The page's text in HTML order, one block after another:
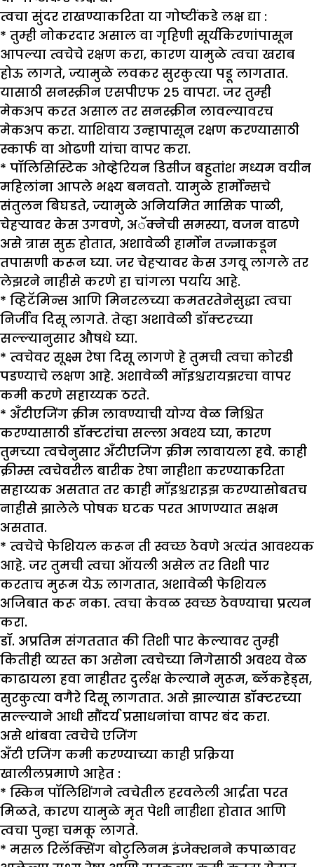
त्वचा सुंदर राखण्याकरिता या गोष्टींकडे लक्ष द्या :
* तुम्ही नोकरदार असाल वा गृहिणी सूर्यकिरणांपासून
आपल्या त्वचेचे रक्षण करा, कारण यामुळे त्वचा खराब
होऊ लागते, ज्यामुळे लवकर सुरकुत्या पडू लागतात.
यासाठी सनस्क्रीन एसपीएफ २५ वापरा. जर तुम्ही
मेकअप करत असाल तर सनस्क्रीन लावल्यावरच
मेकअप करा. याशिवाय उन्हापासून रक्षण करण्यासाठी
स्कार्फ वा ओढणी यांचा वापर करा.
* पॉलिसिस्टिक ओव्हेरियन डिसीज बहुतांश मध्यम वयीन
महिलांना आपले भक्ष्य बनवतो. यामुळे हार्मोन्सचे
संतुलन बिघडते, ज्यामुळे अनियमित मासिक पाळी,
चेहऱ्यावर केस उगवणे, अॅक्नेची समस्या, वजन वाढणे
असे त्रास सुरु होतात, अशावेळी हार्मोन तज्ज्ञाकडून
तपासणी करून घ्या. जर चेहऱ्यावर केस उगवू लागले तर
लेझरने नाहीसे करणे हा चांगला पर्याय आहे.
* व्हिटॅमिन्स आणि मिनरलच्या कमतरतेनेसुद्धा त्वचा
निर्जीव दिसू लागते. तेव्हा अशावेळी डॉक्टरच्या
सल्ल्यानुसार औषधे घ्या.
* त्वचेवर सूक्ष्म रेषा दिसू लागणे हे तुमची त्वचा कोरडी
पडण्याचे लक्षण आहे. अशावेळी मॉइश्चरायझरचा वापर
कमी करणे सहाय्यक ठरते.
* अँटीएजिंग क्रीम लावण्याची योग्य वेळ निश्चित
करण्यासाठी डॉक्टरांचा सल्ला अवश्य घ्या, कारण
तुमच्या त्वचेनुसार अँटीएजिंग क्रीम लावायला हवे. काही
क्रीम्स त्वचेवरील बारीक रेषा नाहीशा करण्याकरिता
सहाय्यक असतात तर काही मॉइश्चराइझ करण्यासोबतच
नाहीसे झालेले पोषक घटक परत आणण्यात सक्षम
असतात.
* त्वचेचे फेशियल करून ती स्वच्छ ठेवणे अत्यंत आवश्यक
आहे. जर तुमची त्वचा ऑयली असेल तर तिशी पार
करताच मुरूम येऊ लागतात, अशावेळी फेशियल
अजिबात करू नका. त्वचा केवळ स्वच्छ ठेवण्याचा प्रत्यन
करा.
डॉ. अप्रतिम संगततात की तिशी पार केल्यावर तुम्ही
कितीही व्यस्त का असेना त्वचेच्या निगेसाठी अवश्य वेळ
काढायला हवा नाहीतर दुर्लक्ष केल्याने मुरूम, ब्लॅकहेड्स,
सुरकुत्या वगैरे दिसू लागतात. असे झाल्यास डॉक्टरच्या
सल्ल्याने आधी सौंदर्य प्रसाधनांचा वापर बंद करा.
असे थांबवा त्वचेचे एजिंग
अँटी एजिंग कमी करण्याच्या काही प्रक्रिया
खालीलप्रमाणे आहेत :
* स्किन पॉलिशिंगने त्वचेतील हरवलेली आर्द्रता परत
मिळते, कारण यामुळे मृत पेशी नाहीशा होतात आणि
त्वचा पुन्हा चमकू लागते.
* मसल रिलॅक्सिंग बोटुलिनम इंजेक्शनने कपाळावर